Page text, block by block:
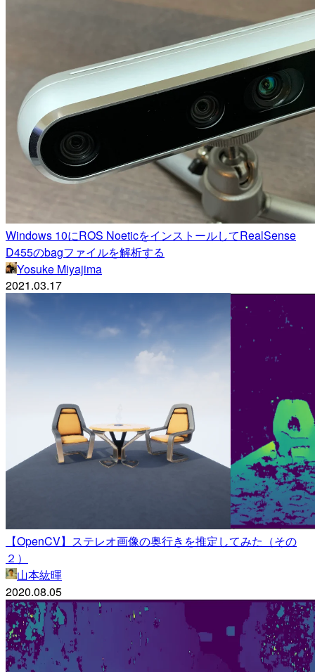
Windows 10にROS NoeticをインストールしてRealSense
D455のbagファイルを解析する
Yosuke Miyajima
2021.03.17
【OpenCV】ステレオ画像の奥行きを推定してみた（その
２）
山本紘暉
2020.08.05